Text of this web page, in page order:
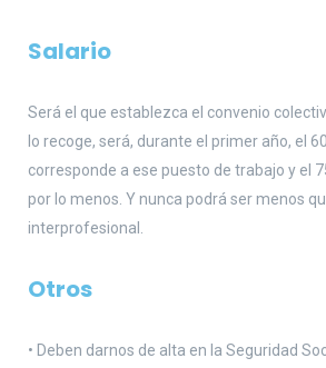
Salario
Será el que establezca el convenio
lo recoge, será, durante el primer año, el
corresponde a ese puesto de trabajo y el
por lo menos. Y nunca podrá ser menos
interprofesional.
Otros
• Deben darnos de alta en la Seguridad